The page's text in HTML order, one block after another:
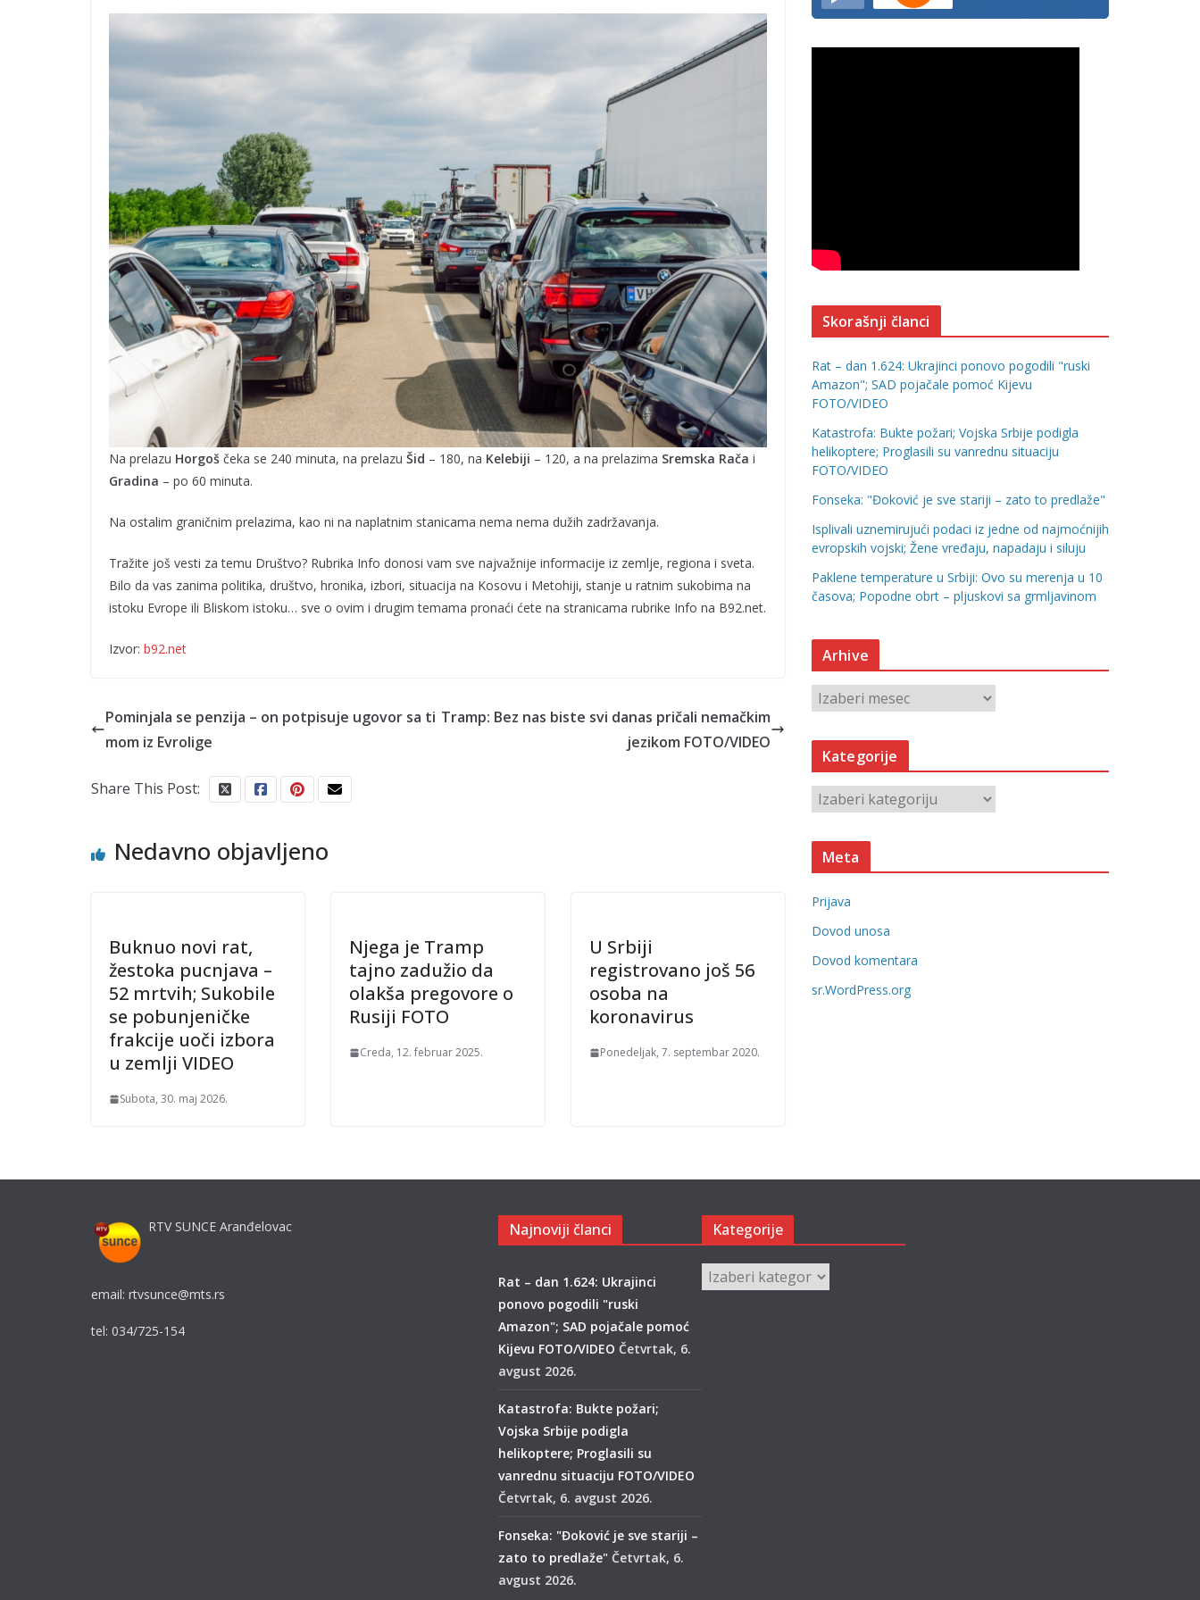
– pljuskovi sa
Na prelazu Horgoš čeka se 240 minuta, na prelazu Šid – 180, na Kelebiji – 120, a na prelazima Sremska Rača i
Gradina – po 60 minuta.
Na ostalim graničnim prelazima, kao ni na naplatnim stanicama nema nema dužih zadržavanja.
Tražite još vesti za temu Društvo? Rubrika Info donosi vam sve najvažnije informacije iz zemlje, regiona i sveta.
Bilo da vas zanima politika, društvo, hronika, izbori, situacija na Kosovu i Metohiji, stanje u ratnim sukobima na
istoku Evrope ili Bliskom istoku… sve o ovim i drugim temama pronaći ćete na stranicama rubrike Info na B92.net.
Izvor: b92.net
Pominjala se penzija – on potpisuje ugovor sa ti
mom iz Evrolige
Tramp: Bez nas biste svi danas pričali nemačkim
jezikom FOTO/VIDEO
Share This Post:
Nedavno objavljeno
Buknuo novi rat,
žestoka pucnjava –
52 mrtvih; Sukobile
se pobunjeničke
frakcije uoči izbora
u zemlji VIDEO
Subota, 30. maj 2026.
Njega je Tramp
tajno zadužio da
olakša pregovore o
Rusiji FOTO
Creda, 12. februar 2025.
U Srbiji
registrovano još 56
osoba na
koronavirus
Ponedeljak, 7. septembar 2020.
Skorašnji članci
Rat – dan 1.624: Ukrajinci ponovo pogodili "ruski
Amazon"; SAD pojačale pomoć Kijevu
FOTO/VIDEO
Katastrofa: Bukte požari; Vojska Srbije podigla
helikoptere; Proglasili su vanrednu situaciju
FOTO/VIDEO
Fonseka: "Đoković je sve stariji – zato to predlaže"
Isplivali uznemirujući podaci iz jedne od najmoćnijih
evropskih vojski; Žene vređaju, napadaju i siluju
Paklene temperature u Srbiji: Ovo su merenja u 10
časova; Popodne obrt – pljuskovi sa grmljavinom
Arhive
r
h
v
Kategorije
a
t
o
r
i
e
Meta
Prijava
Dovod unosa
Dovod komentara
sr.WordPress.org
RTV SUNCE Aranđelovac
email: rtvsunce@mts.rs
tel: 034/725-154
Najnoviji članci
Rat – dan 1.624: Ukrajinci
ponovo pogodili "ruski
Amazon"; SAD pojačale pomoć
Kijevu FOTO/VIDEO Četvrtak, 6.
avgust 2026.
Katastrofa: Bukte požari;
Vojska Srbije podigla
helikoptere; Proglasili su
vanrednu situaciju FOTO/VIDEO
Četvrtak, 6. avgust 2026.
Fonseka: "Đoković je sve stariji –
zato to predlaže" Četvrtak, 6.
avgust 2026.
Kategorije
Kategorije